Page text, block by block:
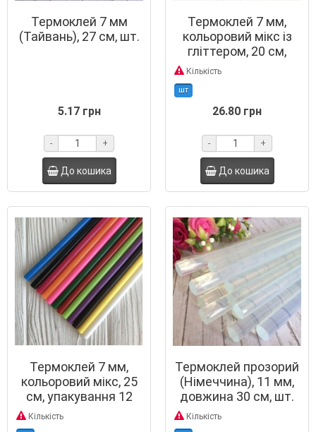
Термоклей 7 мм
(Тайвань), 27 см, шт.
5.17 грн
- +
До кошика
Термоклей 7 мм,
кольоровий мікс із
гліттером, 20 см,
упаковка 6 шт.
Кількість
шт
26.80 грн
- +
До кошика
Термоклей 7 мм,
кольоровий мікс, 25
см, упакування 12
Кількість
Термоклей прозорий
(Німеччина), 11 мм,
довжина 30 см, шт.
Кількість